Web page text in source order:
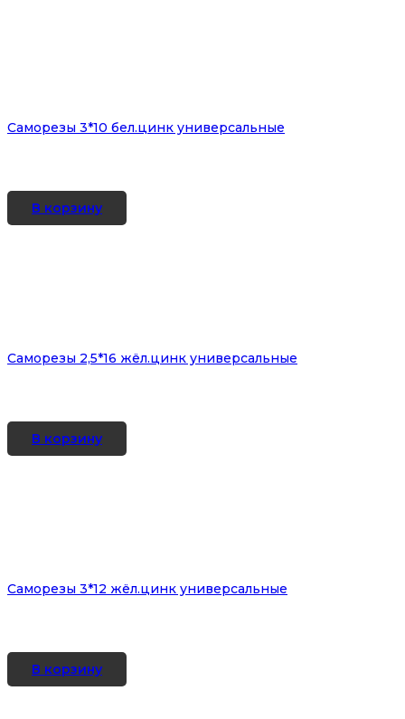
Саморезы 3*10 бел.цинк универсальные
В корзину
Саморезы 2,5*16 жёл.цинк универсальные
В корзину
Саморезы 3*12 жёл.цинк универсальные
В корзину